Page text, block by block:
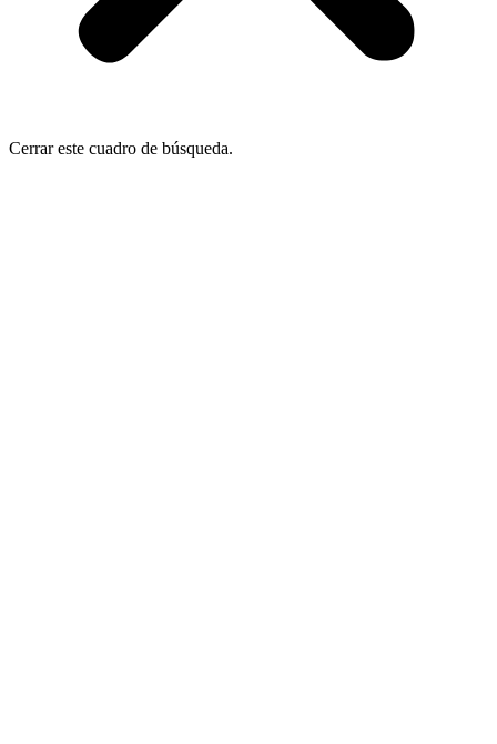
Cerrar este cuadro de búsqueda.